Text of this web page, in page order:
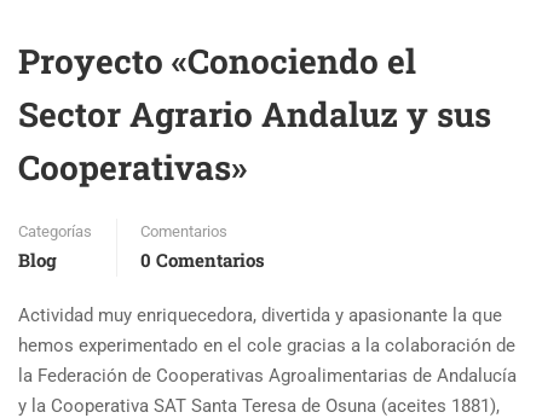
Proyecto «Conociendo el
Sector Agrario Andaluz y sus
Cooperativas»
Categorías
Blog
Comentarios
0 Comentarios
Actividad muy enriquecedora, divertida y apasionante la que
hemos experimentado en el cole gracias a la colaboración de
la Federación de Cooperativas Agroalimentarias de Andalucía
y la Cooperativa SAT Santa Teresa de Osuna (aceites 1881),